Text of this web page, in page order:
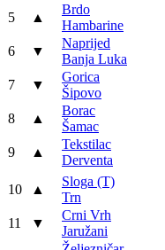
5 ▲
Brdo
Hambarine
6 ▼
Naprijed
Banja Luka
7 ▼
Gorica
Šipovo
8 ▲
Borac
Šamac
9 ▲
Tekstilac
Derventa
10 ▲
Sloga (T)
Trn
11 ▼
Crni Vrh
Jaružani